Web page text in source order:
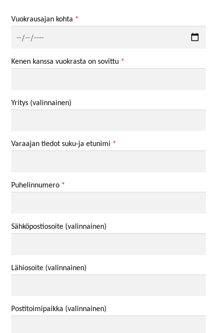
Vuokrausajan kohta *
Kenen kanssa vuokrasta on sovittu *
Yritys (valinnainen)
Varaajan tiedot suku-ja etunimi *
Puhelinnumero *
Sähköpostiosoite (valinnainen)
Lähiosoite (valinnainen)
Postitoimipaikka (valinnainen)